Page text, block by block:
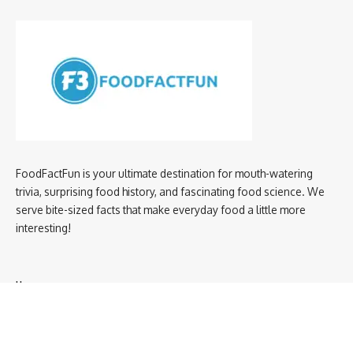
FoodFactFun is your ultimate destination for mouth-watering
trivia, surprising food history, and fascinating food science. We
serve bite-sized facts that make everyday food a little more
interesting!
Home